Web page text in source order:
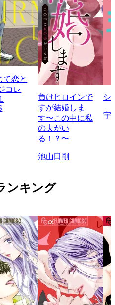
て恋と
コレ
負けヒロインで
すが結婚しま
す〜この中に私
の夫がい
る！？〜
池山田剛
シ
宇
ンキング